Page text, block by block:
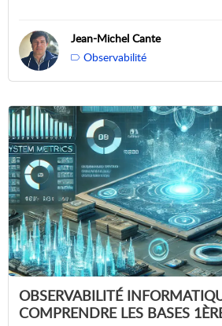
Jean-Michel Cante
Observabilité
OBSERVABILITÉ
COMPRENDRE LES BASES